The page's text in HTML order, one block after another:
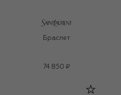
Браслет
74 850 ₽